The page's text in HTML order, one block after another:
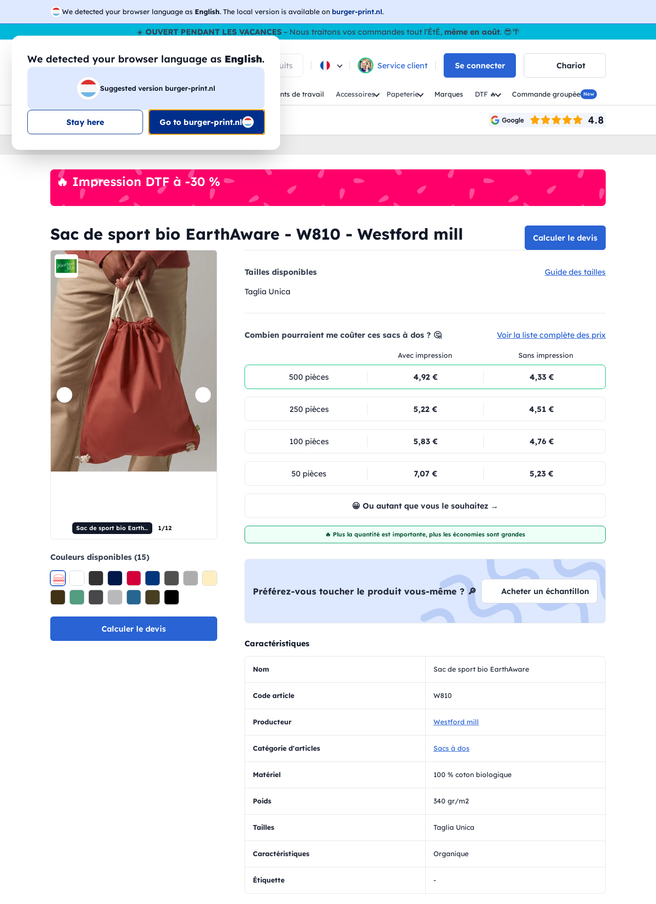
We detected your browser language as English. The local version is available on burger-print.nl.
We detected your browser language as English.
Suggested version burger-print.nl
Stay here Go to burger-print.nl
☀️ OUVERT PENDANT LES VACANCES – Nous traitons vos commandes tout l'ÉtÉ, même en août. 😎🌴
🔎 Recherchez parmi les produits Service client Se connecter Chariot
Sweat-shirts Homme Femme Vêtements de travail Accessoires Papeterie Marques DTF 🔥 Commande groupée New
Livraison UERemise quantité Service clientCroquis prépresse
🔥 Impression DTF à -30 %
Sac de sport bio EarthAware - W810 - Westford mill Calculer le devis
Sac de sport bio EarthAware 1/12
Couleurs disponibles (15)
Calculer le devis
Tailles disponibles
Guide des tailles
Taglia Unica
Combien pourraient me coûter ces sacs à dos ? 🤔 Voir la liste complète des prix
Avec impression Sans impression
500 pièces 4,92 € 4,33 €
250 pièces 5,22 € 4,51 €
100 pièces 5,83 € 4,76 €
50 pièces 7,07 € 5,23 €
😀 Ou autant que vous le souhaitez →
🔥 Plus la quantité est importante, plus les économies sont grandes
Préférez-vous toucher le produit vous-même ? 🔎 Acheter un échantillon
Caractéristiques
Nom Sac de sport bio EarthAware
Code article W810
Producteur Westford mill
Catégorie d'articles Sacs à dos
matériel 100 % coton biologique
Poids 340 gr/m2
Tailles Taglia Unica
Caractéristiques Organique
Étiquette -